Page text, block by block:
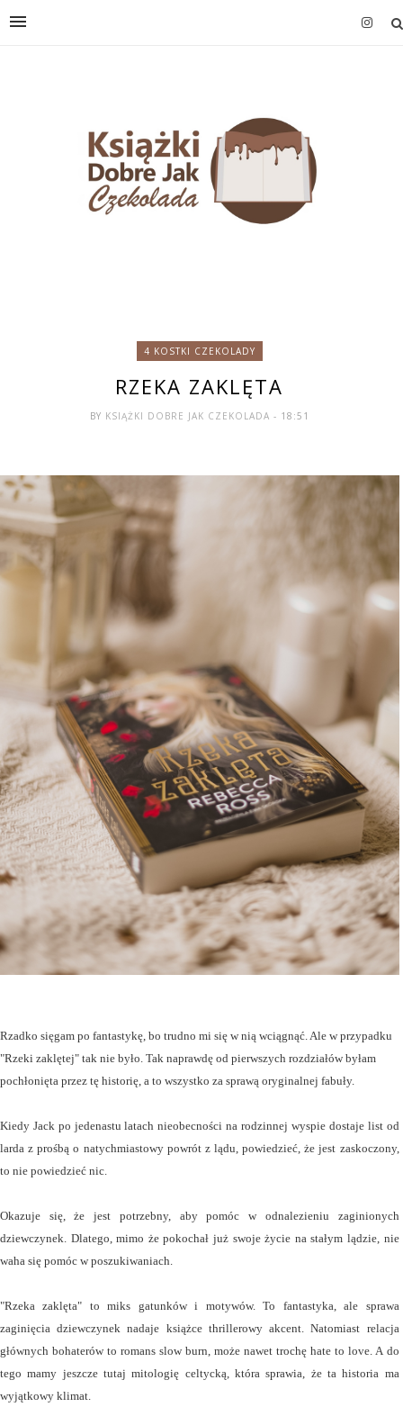
4 KOSTKI CZEKOLADY
RZEKA ZAKLĘTA
BY KSIĄŻKI DOBRE JAK CZEKOLADA - 18:51
Rzadko sięgam po fantastykę, bo trudno mi się w nią wciągnąć. Ale w przypadku
"Rzeki zaklętej" tak nie było. Tak naprawdę od pierwszych rozdziałów byłam
pochłonięta przez tę historię, a to wszystko za sprawą oryginalnej fabuły.
Kiedy Jack po jedenastu latach nieobecności na rodzinnej wyspie dostaje list od
larda z prośbą o natychmiastowy powrót z lądu, powiedzieć, że jest zaskoczony,
to nie powiedzieć nic.
Okazuje się, że jest potrzebny, aby pomóc w odnalezieniu zaginionych
dziewczynek. Dlatego, mimo że pokochał już swoje życie na stałym lądzie, nie
waha się pomóc w poszukiwaniach.
"Rzeka zaklęta" to miks gatunków i motywów. To fantastyka, ale sprawa
zaginięcia dziewczynek nadaje książce thrillerowy akcent. Natomiast relacja
głównych bohaterów to romans slow burn, może nawet trochę hate to love. A do
tego mamy jeszcze tutaj mitologię celtycką, która sprawia, że ta historia ma
wyjątkowy klimat.